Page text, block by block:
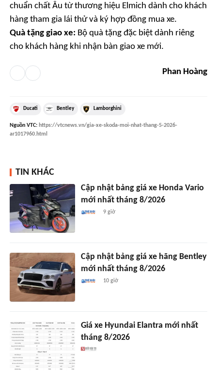
chuẩn chất Âu từ thương hiệu Elmich dành cho khách
hàng tham gia lái thử và ký hợp đồng mua xe.
Quà tặng giao xe: Bộ quà tặng đặc biệt dành riêng
cho khách hàng khi nhận bàn giao xe mới.
Phan Hoàng
Ducati Bentley Lamborghini
Nguồn VTC: https://vtcnews.vn/gia-xe-skoda-moi-nhat-thang-5-2026-
ar1017960.html
TIN KHÁC
Cập nhật bảng giá xe Honda Vario
mới nhất tháng 8/2026
9 giờ
Cập nhật bảng giá xe hãng Bentley
mới nhất tháng 8/2026
10 giờ
Giá xe Hyundai Elantra mới nhất
tháng 8/2026